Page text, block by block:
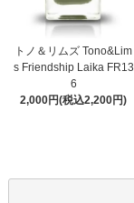
トノ＆リムズ Tono&Lim
s Friendship Laika FR13
6
2,000円(税込2,200円)